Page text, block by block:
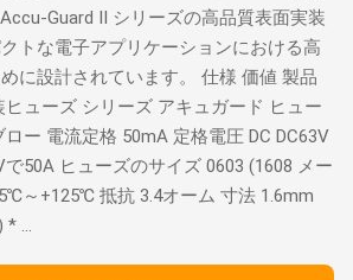
Guard II シリーズの高品質表面実装
トな電子アプリケーションにおける高
に設計されています。 仕様 価値 製品
ューズ シリーズ アキュガード ヒュー
ー 電流定格 50mA 定格電圧 DC DC63V
50A ヒューズのサイズ 0603 (1608 メー
～+125℃ 抵抗 3.4オーム 寸法 1.6mm
* ...